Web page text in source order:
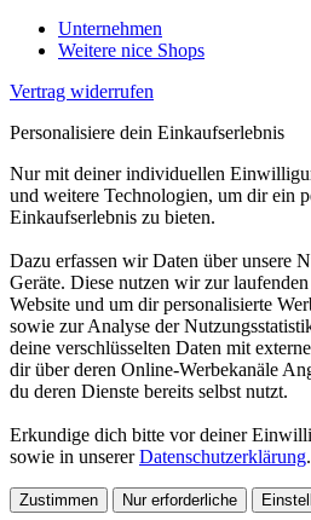
Unternehmen
Weitere nice Shops
Vertrag widerrufen
Personalisiere dein Einkaufserlebnis
Nur mit deiner individuellen
und weitere Technologien, um dir ein
Einkaufserlebnis zu bieten.
Dazu erfassen wir Daten über unsere
Geräte. Diese nutzen wir zur
Website und um dir personalisierte
sowie zur Analyse der
deine verschlüsselten Daten mit
dir über deren Online-Werbekanäle
du deren Dienste bereits selbst nutzt.
Erkundige dich bitte vor deiner
sowie in unsererDatenschutzerklärung.
Zustimmen Nur erforderliche